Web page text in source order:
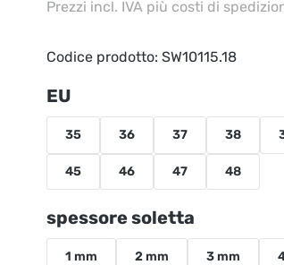
Prezzi incl. IVA più costi di
Codice prodotto: SW10115.18
Seleziona
EU
35 36 37 38
45 46 47 48
Seleziona
spessore soletta
1 mm 2 mm 3 mm